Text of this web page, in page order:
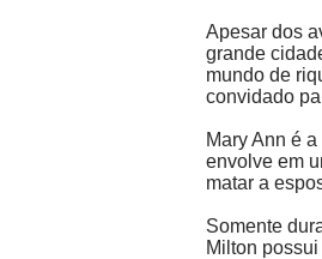
Apesar dos
grande
mundo de
convidado
Mary Ann é
envolve em
matar a
Somente
Milton